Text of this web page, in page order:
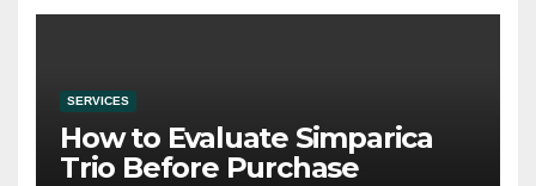
SERVICES
How to Evaluate Simparica
Trio Before Purchase